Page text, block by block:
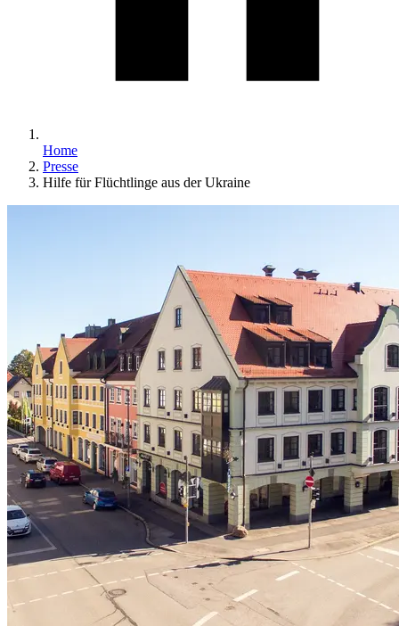
Home
Presse
Hilfe für Flüchtlinge aus der Ukraine